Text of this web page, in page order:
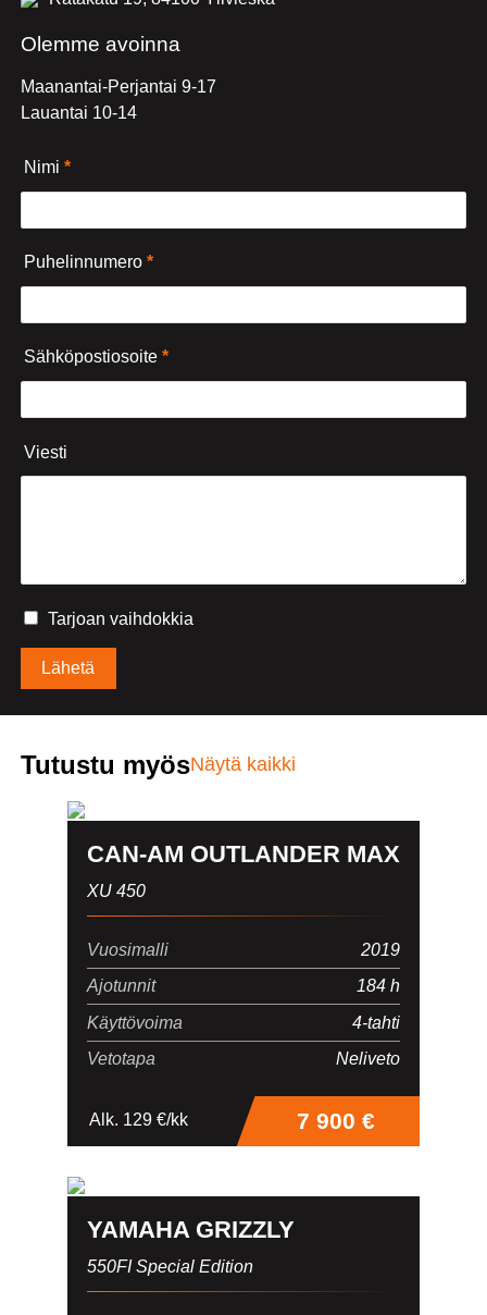
Olemme avoinna
Maanantai-Perjantai 9-17
Lauantai 10-14
Nimi*
Puhelinnumero*
Sähköpostiosoite*
Viesti
Tarjoan vaihdokkia
Vaihdokin tiedot
Vuosimalli
Rekisterinumero
Lisätiedot
Tutustu myösNäytä kaikki
CAN-AM OUTLANDER MAX
XU 450
Vuosimalli
2019
Ajotunnit
184 h
Käyttövoima
4-tahti
Vetotapa
Neliveto
Alk. 129 €/kk 7 900 €
YAMAHA GRIZZLY
550FI Special Edition